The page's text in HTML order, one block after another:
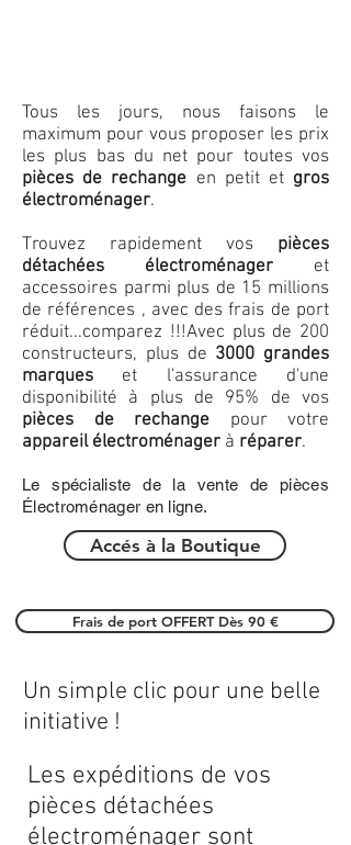
Tous les jours, nous faisons le
maximum pour vous proposer les prix
les plus bas du net pour toutes vos
pièces de rechange en petit et gros
électroménager.
Trouvez rapidement vos pièces
détachées électroménager et
accessoires parmi plus de 15 millions
de références , avec des frais de port
réduit...comparez !!!Avec plus de 200
constructeurs, plus de 3000 grandes
marques et l'assurance d'une
disponibilité à plus de 95% de vos
pièces de rechange pour votre
appareil électroménager à réparer.
Le spécialiste de la vente de pièces
Électroménager en ligne.
Accés à la Boutique
Frais de port OFFERT Dès 90 €
Les expéditions de vos
pièces détachées
électroménager sont
Un simple clic pour une belle
initiative !